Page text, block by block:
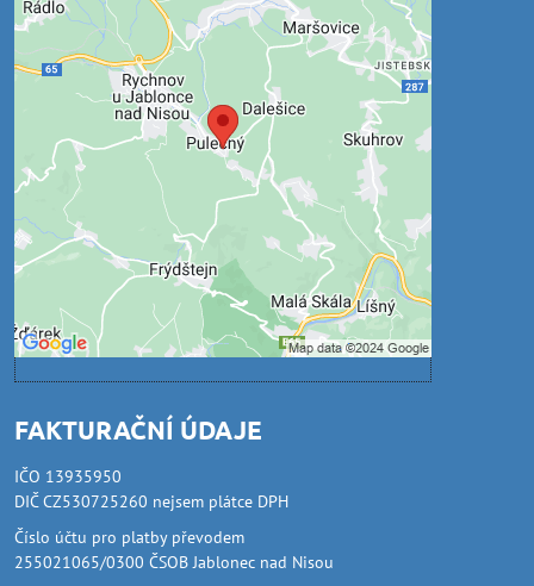
Externí obsah je blokován
Volbami soukromí
Přejete si načíst externí obsah?
Povolit jednou
Povolit a zapamatovat - souhlas s druhem
cookie: Funkční
Otevřít obsah v novém okně
FAKTURAČNÍ ÚDAJE
IČO 13935950
DIČ CZ530725260 nejsem plátce DPH
Číslo účtu pro platby převodem
255021065/0300 ČSOB Jablonec nad Nisou